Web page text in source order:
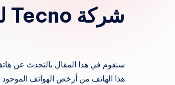
شركة Tecno للفئة المتوسطة
هذا الهاتف من أرخص الهواتف